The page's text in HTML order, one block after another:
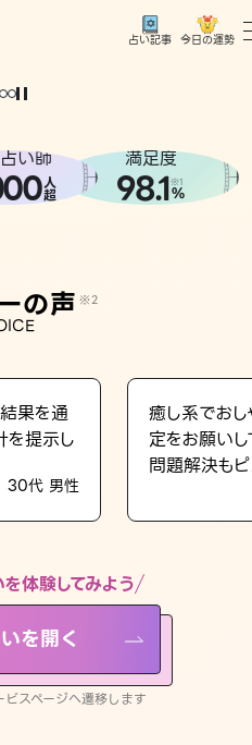
占い記事 今日の運勢
どうせなら
い師
人
超
満足度
98.1※1
%
の声 ※2
果を通
を提示し
30代 男性
癒し系でおし
定をお願い
問題解決もピ
体験してみよう
を開く
スページへ遷移します